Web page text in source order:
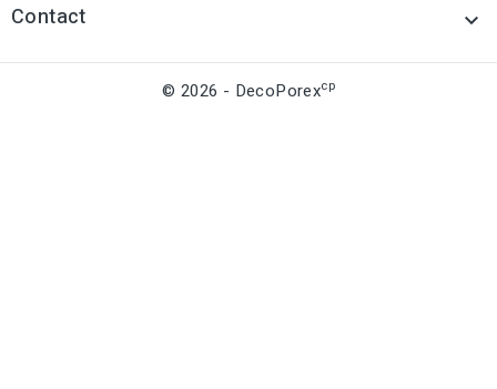
Contact 
© 2026 - DecoPorexcp